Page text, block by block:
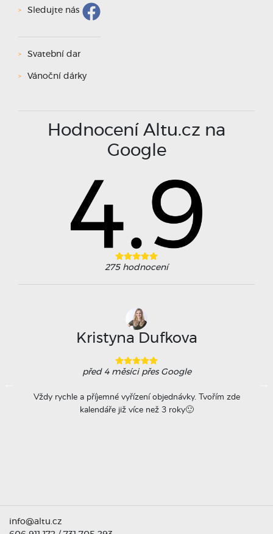
Sledujte nás
Svatební dar
Vánoční dárky
Hodnocení Altu.cz na
Google
275 hodnocení
Kristyna Dufkova
před 4 měsícipřes Google
Vždy rychle a příjemné vyřízení objednávky. Tvořím zde
kalendáře již více než 3 roky🙂
info@altu.cz